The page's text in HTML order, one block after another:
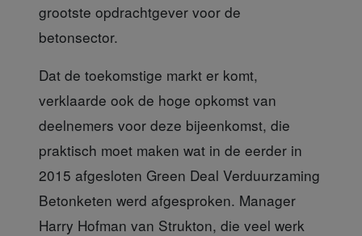
grootste opdrachtgever voor de
betonsector.
Dat de toekomstige markt er komt,
verklaarde ook de hoge opkomst van
deelnemers voor deze bijeenkomst, die
praktisch moet maken wat in de eerder in
2015 afgesloten Green Deal Verduurzaming
Betonketen werd afgesproken. Manager
Harry Hofman van Strukton, die veel werk